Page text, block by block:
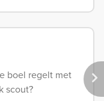
boel regelt met
scout?